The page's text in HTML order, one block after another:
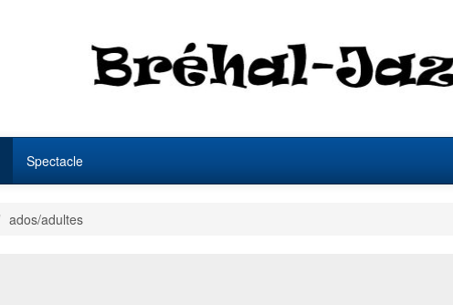
Spectacle
ados/adultes